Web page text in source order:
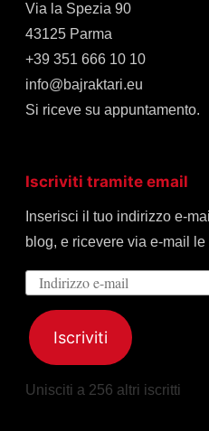
Via la Spezia 90
43125 Parma
+39 351 666 10 10
info@bajraktari.eu
Si riceve su appuntamento.
Iscriviti tramite email
Inserisci il tuo indirizzo e-
blog, e ricevere via e-mail
Indirizzo
mail
Iscriviti
Unisciti a 256 altri iscritti